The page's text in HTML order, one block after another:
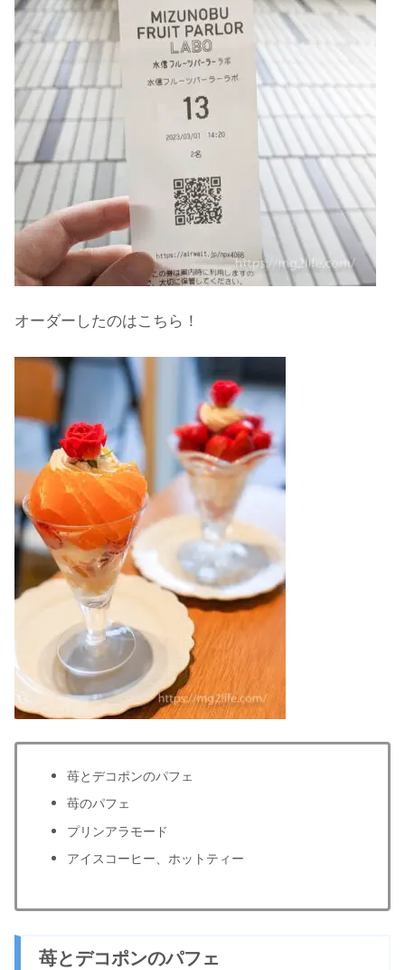
オーダーしたのはこちら！
苺とデコポンのパフェ
苺のパフェ
プリンアラモード
アイスコーヒー、ホットティー
苺とデコポンのパフェ